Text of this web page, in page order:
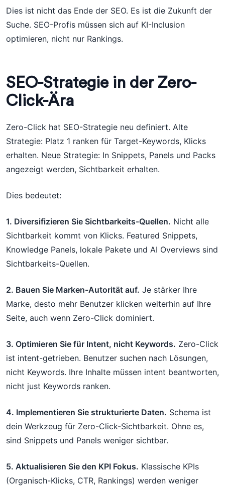
Dies ist nicht das Ende der SEO. Es ist die Zukunft der
Suche. SEO-Profis müssen sich auf KI-Inclusion
optimieren, nicht nur Rankings.
SEO-Strategie in der Zero-
Click-Ära
Zero-Click hat SEO-Strategie neu definiert. Alte
Strategie: Platz 1 ranken für Target-Keywords, Klicks
erhalten. Neue Strategie: In Snippets, Panels und Packs
angezeigt werden, Sichtbarkeit erhalten.
Dies bedeutet:
1. Diversifizieren Sie Sichtbarkeits-Quellen. Nicht alle
Sichtbarkeit kommt von Klicks. Featured Snippets,
Knowledge Panels, lokale Pakete und AI Overviews sind
Sichtbarkeits-Quellen.
2. Bauen Sie Marken-Autorität auf. Je stärker Ihre
Marke, desto mehr Benutzer klicken weiterhin auf Ihre
Seite, auch wenn Zero-Click dominiert.
3. Optimieren Sie für Intent, nicht Keywords. Zero-Click
ist intent-getrieben. Benutzer suchen nach Lösungen,
nicht Keywords. Ihre Inhalte müssen intent beantworten,
nicht just Keywords ranken.
4. Implementieren Sie strukturierte Daten. Schema ist
dein Werkzeug für Zero-Click-Sichtbarkeit. Ohne es,
sind Snippets und Panels weniger sichtbar.
5. Aktualisieren Sie den KPI Fokus. Klassische KPIs
(Organisch-Klicks, CTR, Rankings) werden weniger